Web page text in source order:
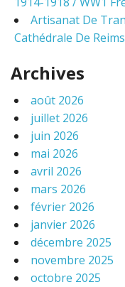
Artisanat De
Cathédrale De
Archives
août 2026
juillet 2026
juin 2026
mai 2026
avril 2026
mars 2026
février 2026
janvier 2026
décembre 2025
novembre 2025
octobre 2025